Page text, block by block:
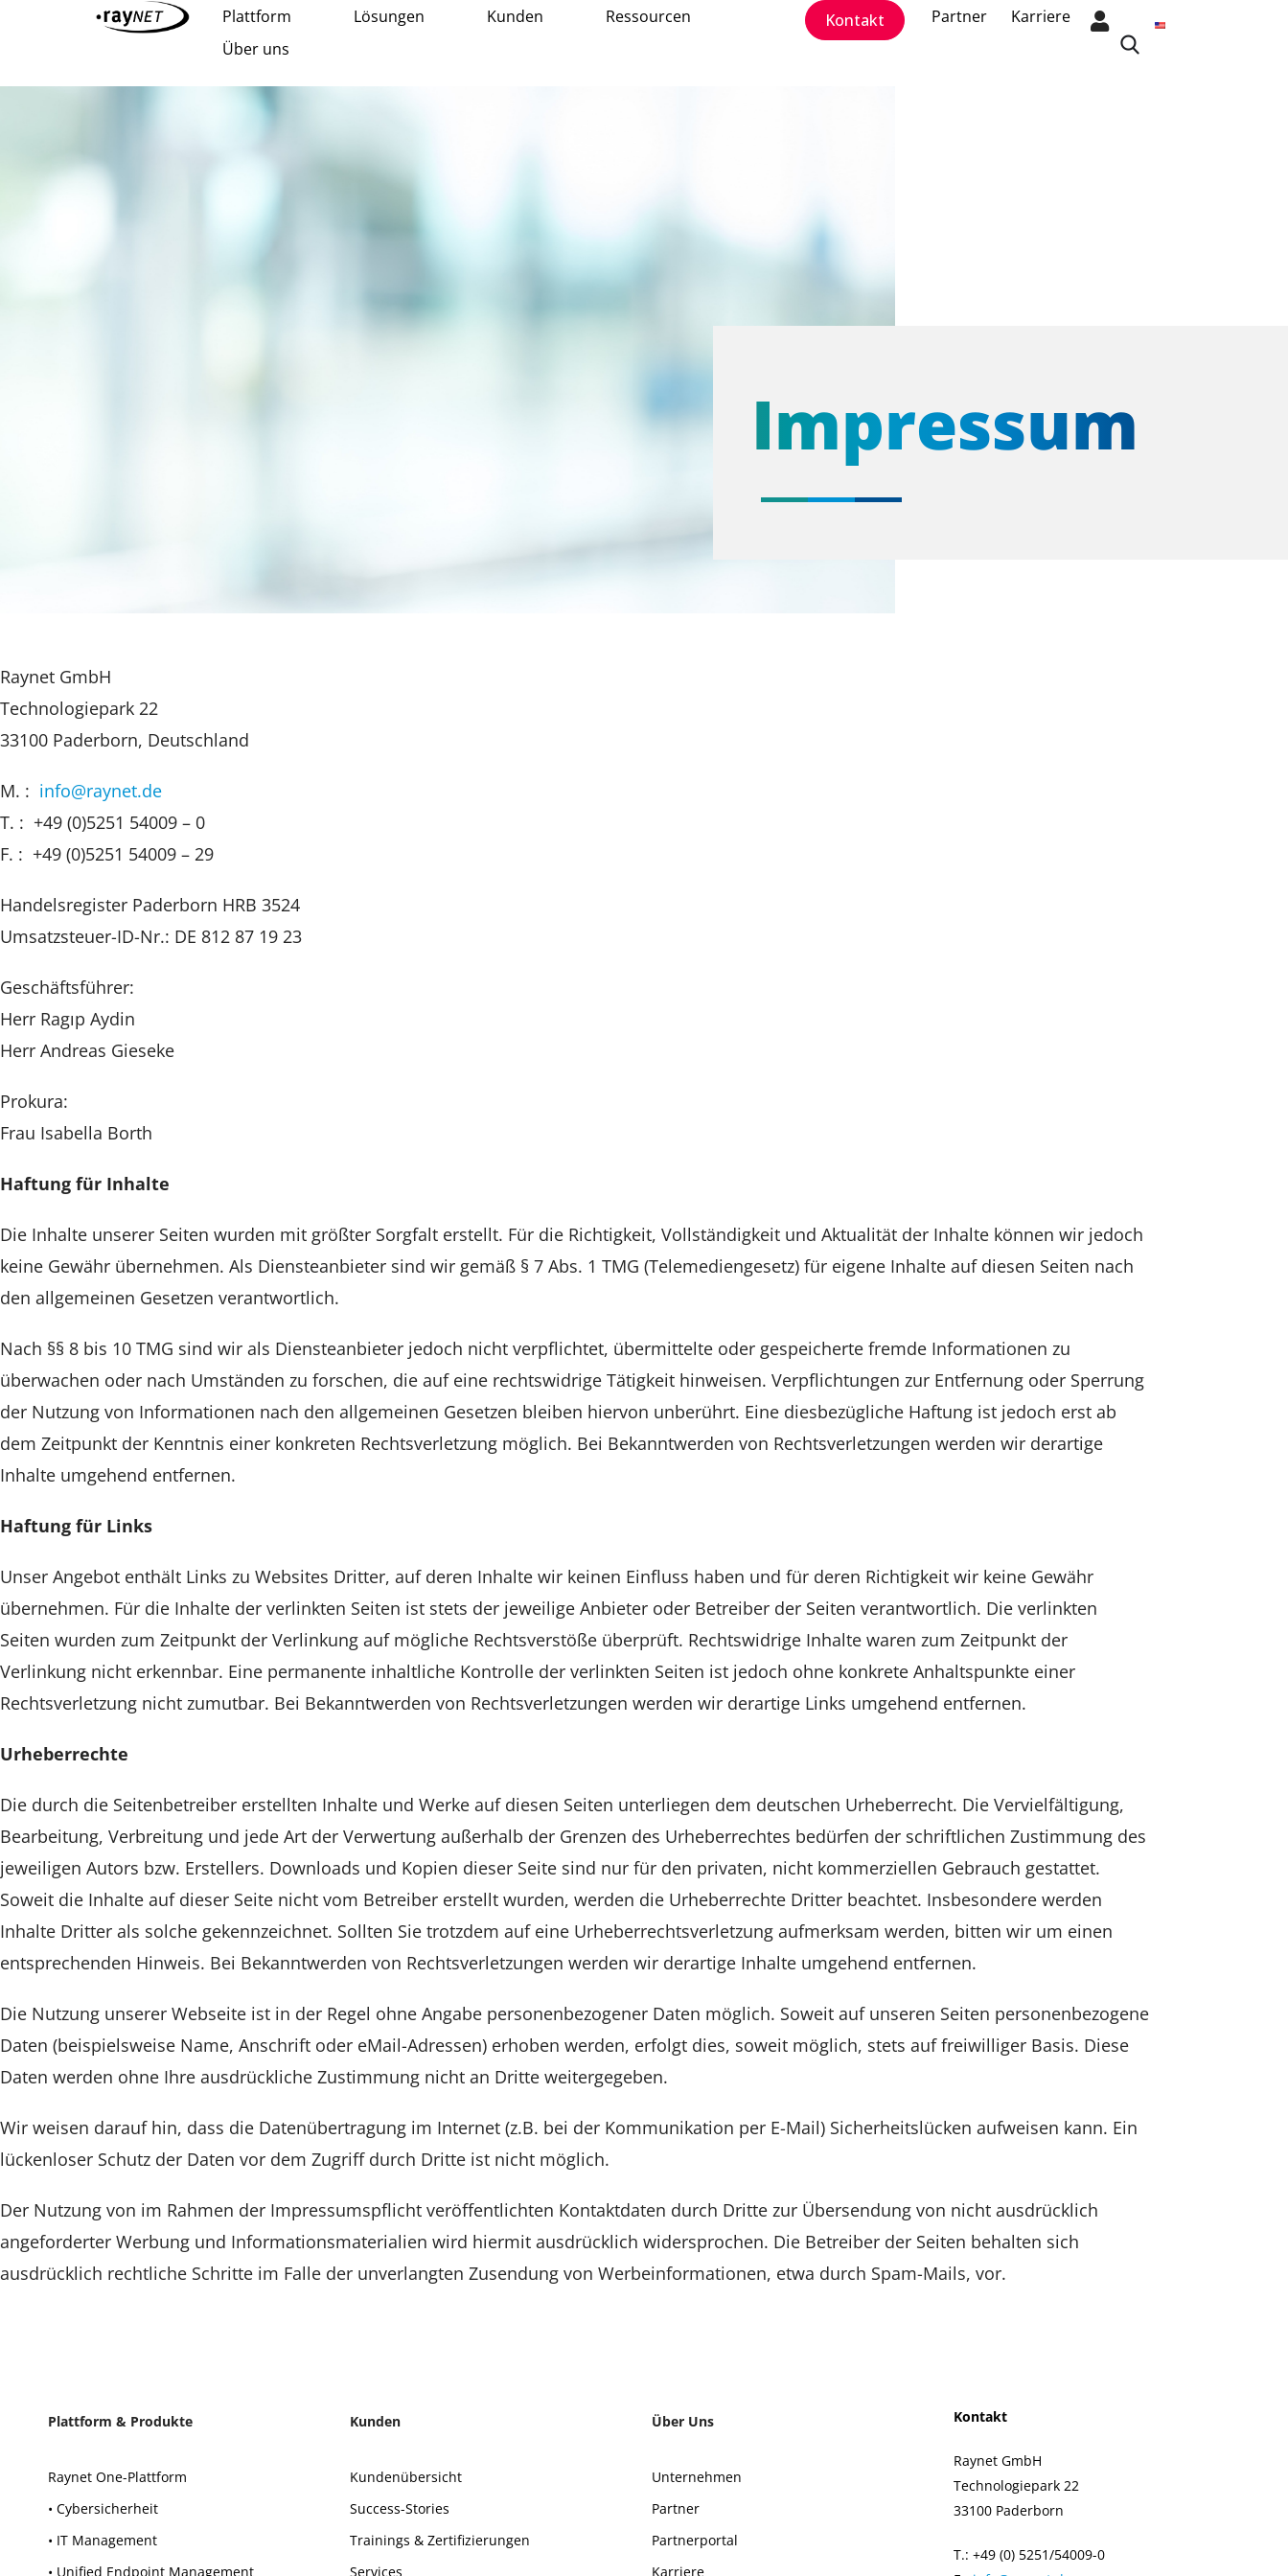
Plattform Lösungen Kunden
Ressourcen
Über uns
Kontakt Partner Karriere
Impressum
Raynet GmbH
Technologiepark 22
33100 Paderborn, Deutschland
M. : info@raynet.de
T. : +49 (0)5251 54009 – 0
F. : +49 (0)5251 54009 – 29
Handelsregister Paderborn HRB 3524
Umsatzsteuer-ID-Nr.: DE 812 87 19 23
Geschäftsführer:
Herr Ragıp Aydin
Herr Andreas Gieseke
Prokura:
Frau Isabella Borth
Haftung für Inhalte
Die Inhalte unserer Seiten wurden mit größter Sorgfalt erstellt. Für die Richtigkeit, Vollständigkeit und Aktualität der Inhalte können wir jedoch
keine Gewähr übernehmen. Als Diensteanbieter sind wir gemäß § 7 Abs. 1 TMG (Telemediengesetz) für eigene Inhalte auf diesen Seiten nach
den allgemeinen Gesetzen verantwortlich.
Nach §§ 8 bis 10 TMG sind wir als Diensteanbieter jedoch nicht verpflichtet, übermittelte oder gespeicherte fremde Informationen zu
überwachen oder nach Umständen zu forschen, die auf eine rechtswidrige Tätigkeit hinweisen. Verpflichtungen zur Entfernung oder Sperrung
der Nutzung von Informationen nach den allgemeinen Gesetzen bleiben hiervon unberührt. Eine diesbezügliche Haftung ist jedoch erst ab
dem Zeitpunkt der Kenntnis einer konkreten Rechtsverletzung möglich. Bei Bekanntwerden von Rechtsverletzungen werden wir derartige
Inhalte umgehend entfernen.
Haftung für Links
Unser Angebot enthält Links zu Websites Dritter, auf deren Inhalte wir keinen Einfluss haben und für deren Richtigkeit wir keine Gewähr
übernehmen. Für die Inhalte der verlinkten Seiten ist stets der jeweilige Anbieter oder Betreiber der Seiten verantwortlich. Die verlinkten
Seiten wurden zum Zeitpunkt der Verlinkung auf mögliche Rechtsverstöße überprüft. Rechtswidrige Inhalte waren zum Zeitpunkt der
Verlinkung nicht erkennbar. Eine permanente inhaltliche Kontrolle der verlinkten Seiten ist jedoch ohne konkrete Anhaltspunkte einer
Rechtsverletzung nicht zumutbar. Bei Bekanntwerden von Rechtsverletzungen werden wir derartige Links umgehend entfernen.
Urheberrechte
Die durch die Seitenbetreiber erstellten Inhalte und Werke auf diesen Seiten unterliegen dem deutschen Urheberrecht. Die Vervielfältigung,
Bearbeitung, Verbreitung und jede Art der Verwertung außerhalb der Grenzen des Urheberrechtes bedürfen der schriftlichen Zustimmung des
jeweiligen Autors bzw. Erstellers. Downloads und Kopien dieser Seite sind nur für den privaten, nicht kommerziellen Gebrauch gestattet.
Soweit die Inhalte auf dieser Seite nicht vom Betreiber erstellt wurden, werden die Urheberrechte Dritter beachtet. Insbesondere werden
Inhalte Dritter als solche gekennzeichnet. Sollten Sie trotzdem auf eine Urheberrechtsverletzung aufmerksam werden, bitten wir um einen
entsprechenden Hinweis. Bei Bekanntwerden von Rechtsverletzungen werden wir derartige Inhalte umgehend entfernen.
Die Nutzung unserer Webseite ist in der Regel ohne Angabe personenbezogener Daten möglich. Soweit auf unseren Seiten personenbezogene
Daten (beispielsweise Name, Anschrift oder eMail-Adressen) erhoben werden, erfolgt dies, soweit möglich, stets auf freiwilliger Basis. Diese
Daten werden ohne Ihre ausdrückliche Zustimmung nicht an Dritte weitergegeben.
Wir weisen darauf hin, dass die Datenübertragung im Internet (z.B. bei der Kommunikation per E-Mail) Sicherheitslücken aufweisen kann. Ein
lückenloser Schutz der Daten vor dem Zugriff durch Dritte ist nicht möglich.
Der Nutzung von im Rahmen der Impressumspflicht veröffentlichten Kontaktdaten durch Dritte zur Übersendung von nicht ausdrücklich
angeforderter Werbung und Informationsmaterialien wird hiermit ausdrücklich widersprochen. Die Betreiber der Seiten behalten sich
ausdrücklich rechtliche Schritte im Falle der unverlangten Zusendung von Werbeinformationen, etwa durch Spam-Mails, vor.
Plattform & Produkte
Raynet One-Plattform
• Cybersicherheit
• IT Management
• Unified Endpoint Management
Kunden
Kundenübersicht
Success-Stories
Trainings & Zertifizierungen
Services
Über Uns
Unternehmen
Partner
Partnerportal
Karriere
Kontakt
Raynet GmbH
Technologiepark 22
33100 Paderborn
T.: +49 (0) 5251/54009-0